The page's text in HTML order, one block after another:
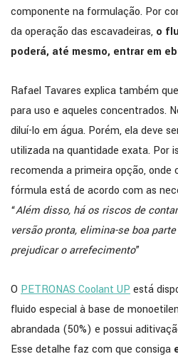
componente na formulação. Por
da operação das escavadeiras, o
poderá, até mesmo, entrar em
Rafael Tavares explica também
para uso e aqueles concentrados.
diluí-lo em água. Porém, ela deve
utilizada na quantidade exata. Por
recomenda a primeira opção, onde
fórmula está de acordo com as
“Além disso, há os riscos de
versão pronta, elimina-se boa
prejudicar o arrefecimento”
O PETRONAS Coolant UP está
fluido especial à base de
abrandada (50%) e possui
Esse detalhe faz com que consiga